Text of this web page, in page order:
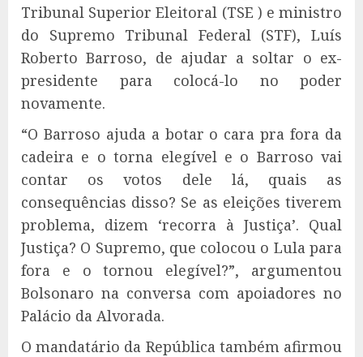
Tribunal Superior Eleitoral (TSE ) e ministro
do Supremo Tribunal Federal (STF), Luís
Roberto Barroso, de ajudar a soltar o ex-
presidente para colocá-lo no poder
novamente.
“O Barroso ajuda a botar o cara pra fora da
cadeira e o torna elegível e o Barroso vai
contar os votos dele lá, quais as
consequências disso? Se as eleições tiverem
problema, dizem ‘recorra à Justiça’. Qual
Justiça? O Supremo, que colocou o Lula para
fora e o tornou elegível?”, argumentou
Bolsonaro na conversa com apoiadores no
Palácio da Alvorada.
O mandatário da República também afirmou